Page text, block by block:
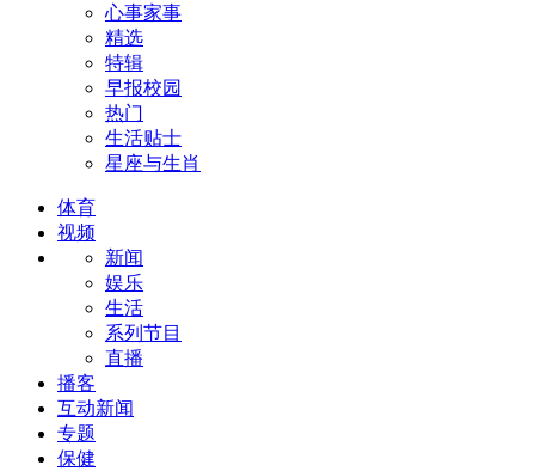
心事家事
精选
特辑
早报校园
热门
生活贴士
星座与生肖
体育
视频
新闻
娱乐
生活
系列节目
直播
播客
互动新闻
专题
保健